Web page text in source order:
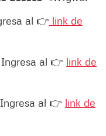
al 👉 link de
al 👉 link de
al 👉 link de